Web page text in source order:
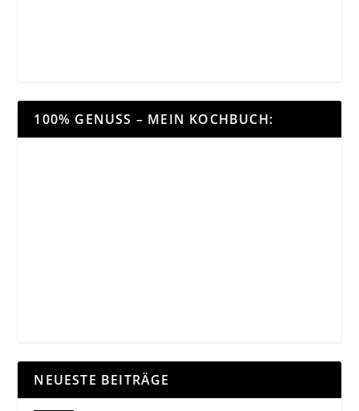
100% GENUSS – MEIN KOCHBUCH:
NEUESTE BEITRÄGE